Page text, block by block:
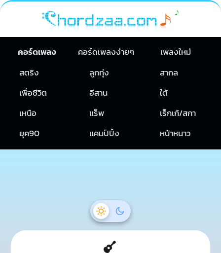
คอร์ดเพลง คอร์ดเพลงง่ายๆ
เพลงใหม่
สตริง
ลูกทุ่ง
สากล
เพื่อชีวิต
อีสาน
ใต้
เหนือ
แร็พ
เร็กเก้/สกา
ยุค90
แคมป์ปิ้ง หน้าหนาว